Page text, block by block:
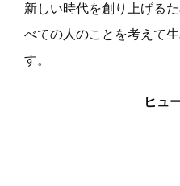
新しい時代を創り上げるた
べての人のことを考えて
す。
ヒュ